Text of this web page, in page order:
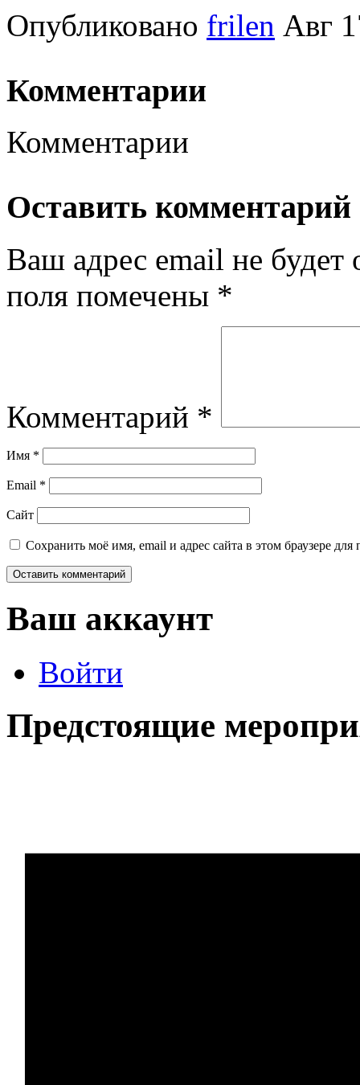
Опубликовано frilen Авг
Комментарии
Комментарии
Оставить комментарий
Ваш адрес email не будет
поля помечены *
Комментарий *
Имя *
Email *
Сайт
Сохранить моё имя, email и адрес сайта в этом браузере
Ваш аккаунт
Войти
Предстоящие